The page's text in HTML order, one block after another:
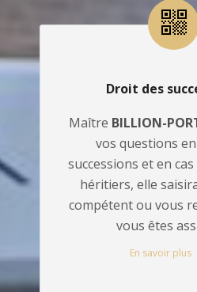
Droit des
Maître BILLION-
vos questions
successions et en
héritiers, elle
compétent ou vous
vous êtes
En savoir plus